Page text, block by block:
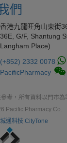
們
香港九龍旺角山東街
36E, G/F, Shantung
Langham Place)
(+852) 2332 0078
PacificPharmacy
考，所有資料以門市為
Pacific Pharmacy Co.
城通科技 CityTone